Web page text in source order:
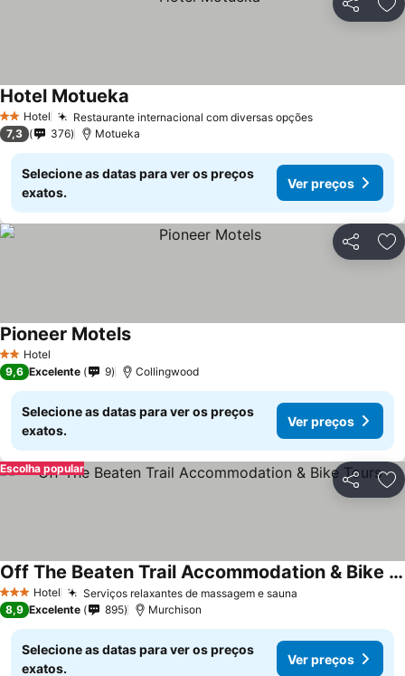
Partilhar
2 Estrelas
Hotel Restaurante internacional com diversas opções
Hotel Motueka
7,3 376 Motueka
Selecione as datas para ver os preços
exatos.
Ver preços
Partilhar
2 Estrelas
Hotel
Pioneer Motels
9,6 Excelente 9 Collingwood
Selecione as datas para ver os preços
exatos.
Ver preços
Partilhar
Escolha popular
3 EstrelasHotel Serviços relaxantes de massagem e sauna
Off The Beaten Trail Accommodation & Bike Tours
8,9 Excelente 895 Murchison
Selecione as datas para ver os preços
exatos.
Ver preços